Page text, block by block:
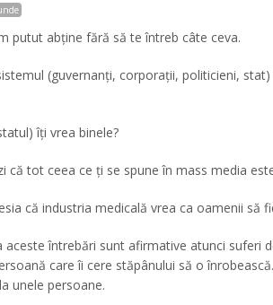
putut abține fără să te întreb câte ceva.
(guvernanți, corporații, politicieni,
îți vrea binele?
că tot ceea ce ți se spune în mass media
că industria medicală vrea ca oamenii să
aceste întrebări sunt afirmative atunci suferi
care îi cere stăpânului să o
unele persoane.